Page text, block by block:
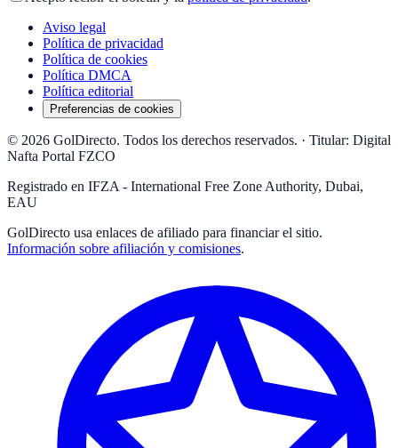
Aviso legal
Política de privacidad
Política de cookies
Política DMCA
Política editorial
Preferencias de cookies
© 2026 GolDirecto. Todos los derechos reservados. · Titular: Digital
Nafta Portal FZCO
Registrado en IFZA - International Free Zone Authority, Dubai,
EAU
GolDirecto usa enlaces de afiliado para financiar el sitio.
Información sobre afiliación y comisiones.